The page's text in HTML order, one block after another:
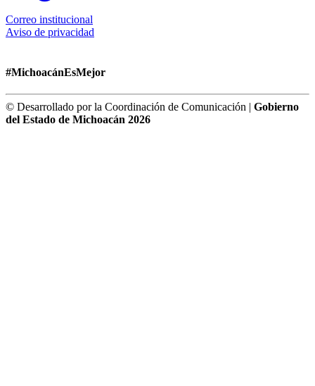
Correo institucional
Aviso de privacidad
#MichoacánEsMejor
© Desarrollado por la Coordinación de Comunicación | Gobierno
del Estado de Michoacán 2026